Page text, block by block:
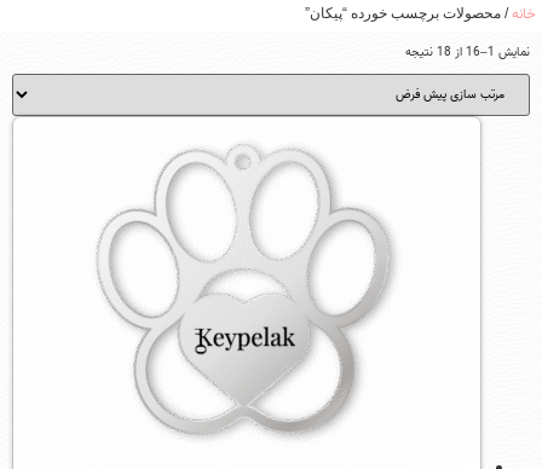
خانه/ محصولات برچسب خورده “پیکان”
نمایش 1–16 از 18 نتیجه